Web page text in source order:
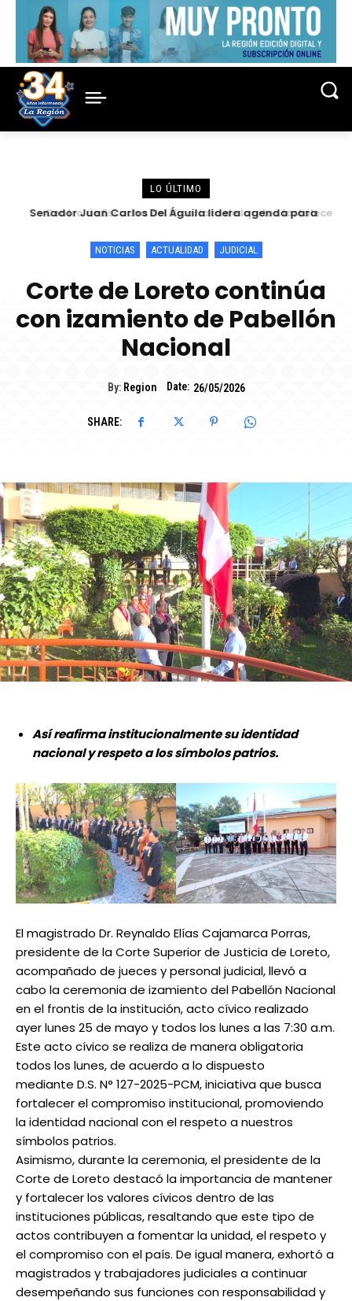
LO ÚLTIMO
Senador Juan Carlos Del Águila lidera agenda para
Centro de Escucha del Vicariato de Iquitos fortalece
NOTICIAS ACTUALIDAD JUDICIAL
Corte de Loreto continúa
con izamiento de Pabellón
Nacional
By: Region Date: 26/05/2026
SHARE:
Así reafirma institucionalmente su identidad
nacional y respeto a los símbolos patrios.
El magistrado Dr. Reynaldo Elías Cajamarca Porras,
presidente de la Corte Superior de Justicia de Loreto,
acompañado de jueces y personal judicial, llevó a
cabo la ceremonia de izamiento del Pabellón Nacional
en el frontis de la institución, acto cívico realizado
ayer lunes 25 de mayo y todos los lunes a las 7:30 a.m.
Este acto cívico se realiza de manera obligatoria
todos los lunes, de acuerdo a lo dispuesto
mediante D.S. N° 127-2025-PCM, iniciativa que busca
fortalecer el compromiso institucional, promoviendo
la identidad nacional con el respeto a nuestros
símbolos patrios.
Asimismo, durante la ceremonia, el presidente de la
Corte de Loreto destacó la importancia de mantener
y fortalecer los valores cívicos dentro de las
instituciones públicas, resaltando que este tipo de
actos contribuyen a fomentar la unidad, el respeto y
el compromiso con el país. De igual manera, exhortó a
magistrados y trabajadores judiciales a continuar
desempeñando sus funciones con responsabilidad y